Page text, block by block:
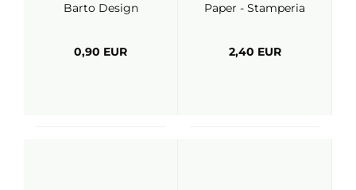
Barto Design
0,90 EUR
Paper - Stamperia
2,40 EUR